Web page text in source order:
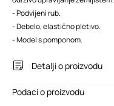
- Podvijeni rub.
- Debelo, elastično pletivo.
- Model s pomponom.
Detalji o proizvodu
Podaci o proizvodu